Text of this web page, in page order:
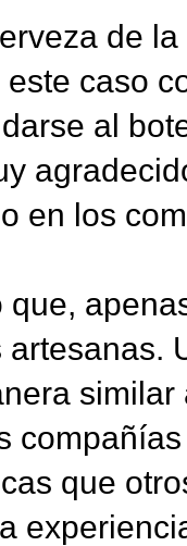
de
este caso
al
en los
que,
artesanas.
que